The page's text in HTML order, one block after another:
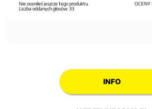
OCENY
Nie oceniłeś jeszcze tego produktu.
Liczba oddanych głosów:33
INFO